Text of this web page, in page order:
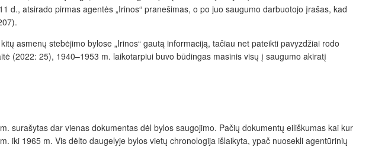
atsirado pirmas agentės „Irinos“ pranešimas, o po juo saugumo darbuotojo įrašas, kad
asmenų stebėjimo bylose „Irinos“ gautą informaciją, tačiau net pateikti pavyzdžiai rodo
(2022: 25), 1940–1953 m. laikotarpiui buvo būdingas masinis visų į saugumo akiratį
surašytas dar vienas dokumentas dėl bylos saugojimo. Pačių dokumentų eiliškumas kai kur
iki 1965 m. Vis dėlto daugelyje bylos vietų chronologija išlaikyta, ypač nuosekli agentūrinių